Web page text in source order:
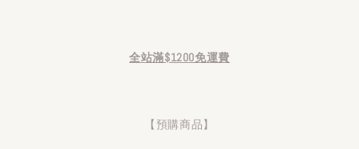
全站滿$1200免運費
【預購商品】